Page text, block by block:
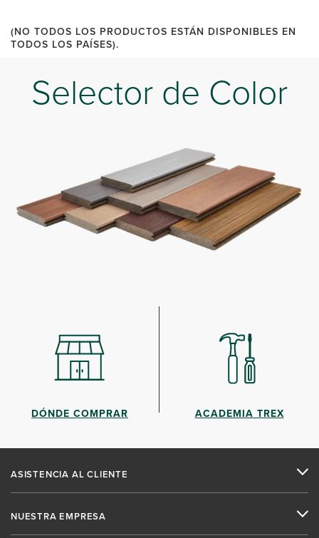
(NO TODOS LOS PRODUCTOS ESTÁN DISPONIBLES EN
TODOS LOS PAÍSES).
Selector de Color
DÓNDE COMPRAR ACADEMIA TREX
ASISTENCIA AL CLIENTE
NUESTRA EMPRESA